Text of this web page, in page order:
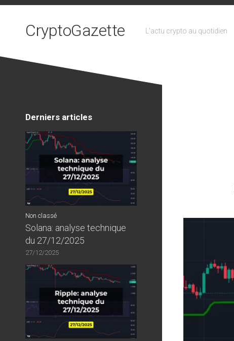
Skip
CryptoGazette L'actu crypto au quotidien
Derniers articles
Non classé
Solana: analyse technique
du 27/12/2025
27/12/2025